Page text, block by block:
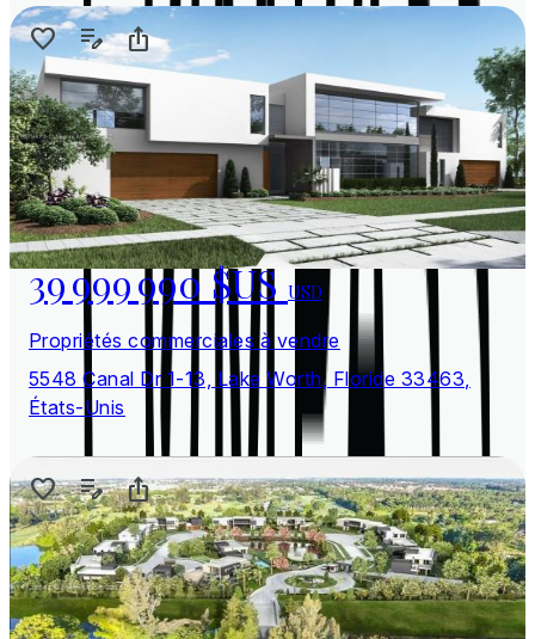
39 999 990 $US USD
Propriétés commerciales à vendre
5548 Canal Dr 1-13, Lake Worth, Floride 33463,
États-Unis